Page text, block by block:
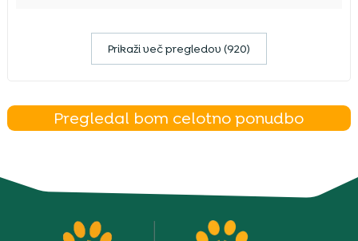
Prikaži več pregledov (920)
Pregledal bom celotno ponudbo